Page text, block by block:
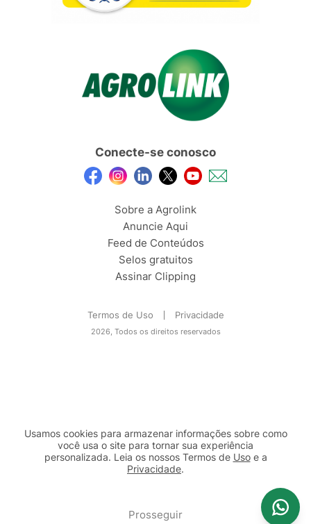
Conecte-se conosco
Sobre a Agrolink
Anuncie Aqui
Feed de Conteúdos
Selos gratuitos
Assinar Clipping
Termos de Uso Privacidade
2026, Todos os direitos reservados
Usamos cookies para armazenar informações sobre como
você usa o site para tornar sua experiência
personalizada. Leia os nossos Termos de Usoe a
Privacidade.
Prosseguir